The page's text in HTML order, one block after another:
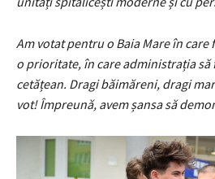
Am votat pentru o Baia Mare în care
o prioritate, în care administrația
cetățean. Dragi băimăreni, dragi
vot! Împreună, avem șansa să